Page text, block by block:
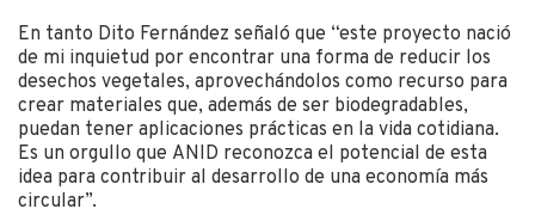
En tanto Dito Fernández señaló que “este proyecto nació
de mi inquietud por encontrar una forma de reducir los
desechos vegetales, aprovechándolos como recurso para
crear materiales que, además de ser biodegradables,
puedan tener aplicaciones prácticas en la vida cotidiana.
Es un orgullo que ANID reconozca el potencial de esta
idea para contribuir al desarrollo de una economía más
circular”.